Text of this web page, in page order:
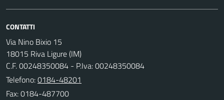
CONTATTI
Via Nino Bixio 15
18015 Riva Ligure (IM)
C.F. 00248350084 - P.Iva: 00248350084
Telefono:0184-48201
Fax: 0184-487700